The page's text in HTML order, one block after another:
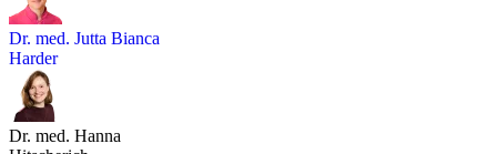
Dr. med. Jutta Bianca
Harder
Dr. med. Hanna